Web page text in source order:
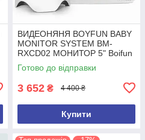
ВИДЕОНЯНЯ BOYFUN BABY
MONITOR SYSTEM BM-
RXCD02 МОНИТОР 5" Boifun
Готово до відправки
3 652 ₴ 4 400 ₴
Купити